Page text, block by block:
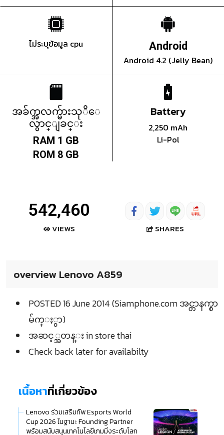
ไม่ระบุข้อมูล cpu Android
Android 4.2 (Jelly Bean)
အခ်က္အလက္မ်ားသုိေ
လွာင္ျခင္း
RAM 1 GB
ROM 8 GB
Battery
2,250 mAh
Li-Pol
542,460
VIEWS SHARES
overview Lenovo A859
POSTED 16 June 2014 (Siamphone.com အင္တာနက္စာ
မ်က္ႏွာ)
အဆင့္အတန္း in store thai
Check back later for availabilty
เนื้อหาที่เกี่ยวข้อง
Lenovo ร่วมเสริมทัพ Esports World
Cup 2026 ในฐานะ Founding Partner
พร้อมสนับสนุนเทคโนโลยีเกมมิ่งระดับโลก